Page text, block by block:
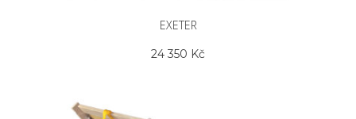
EXETER
24 350 Kč